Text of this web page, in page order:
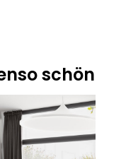
schön